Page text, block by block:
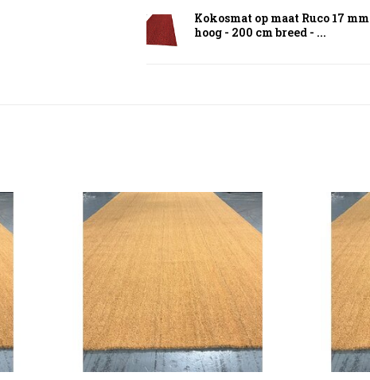
Kokosmat op maat Ruco 17 mm
hoog - 200 cm breed - ...